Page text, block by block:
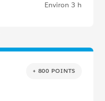
Environ 3 h
+ 800 POINTS